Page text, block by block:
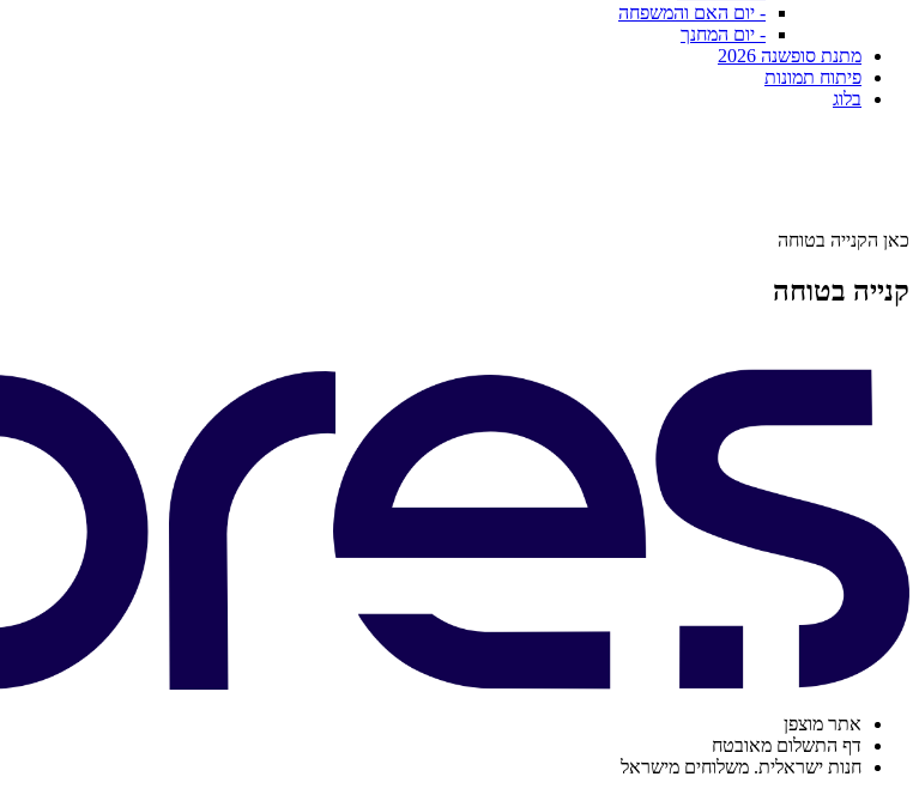
- יום האם והמשפחה
- יום המחנך
מתנת סופשנה 2026
פיתוח תמונות
בלוג
כאן הקנייה בטוחה
קנייה בטוחה
אתר מוצפן
דף התשלום מאובטח
חנות ישראלית. משלוחים מישראל